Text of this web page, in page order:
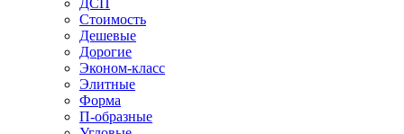
ДСП
Стоимость
Дешевые
Дорогие
Эконом-класс
Элитные
Форма
П-образные